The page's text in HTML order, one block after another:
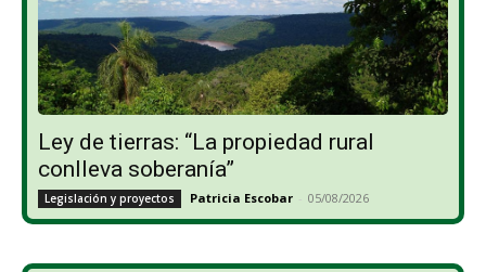
Ley de tierras: “La propiedad rural
conlleva soberanía”
Legislación y proyectos Patricia Escobar - 05/08/2026